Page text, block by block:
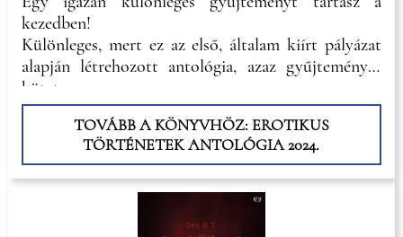
kezedben!
Különleges, mert ez az első, általam kiírt pályázat
alapján létrehozott antológia, azaz gyűjteményes
kötet.
Különleges,
TOVÁBB A KÖNYVHÖZ: EROTIKUS
TÖRTÉNETEK ANTOLÓGIA 2024.